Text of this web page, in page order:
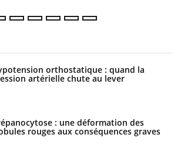
orthostatique : quand la
artérielle chute au lever
: une déformation des
rouges aux conséquences graves